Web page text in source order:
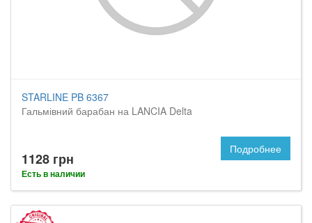
STARLINE PB 6367
Гальмівний барабан на LANCIA Delta
1128 грн
Есть в наличии
Подробнее